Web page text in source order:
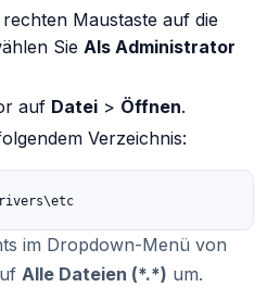
Maustaste auf die
Sie Als Administrator
auf Datei > Öffnen.
Verzeichnis:
im Dropdown-Menü von
Alle Dateien (*.*) um.